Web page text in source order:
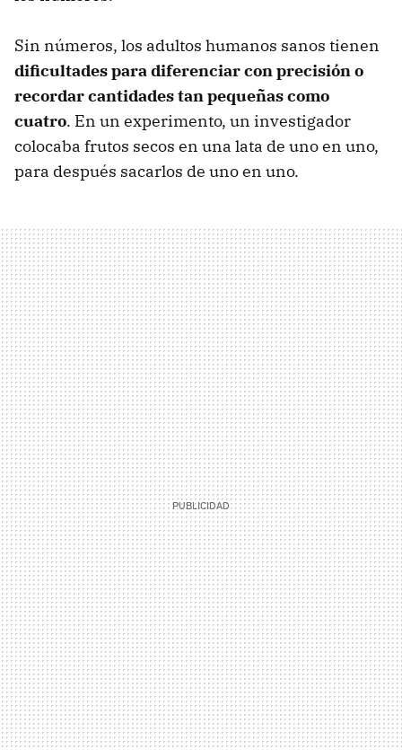
Sin números, los adultos humanos sanos tienen
dificultades para diferenciar con precisión o
recordar cantidades tan pequeñas como
cuatro. En un experimento, un investigador
colocaba frutos secos en una lata de uno en uno,
para después sacarlos de uno en uno.